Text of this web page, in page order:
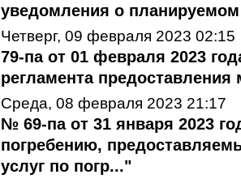
уведомления о планируемом
Четверг, 09 февраля 2023 02:15
79-па от 01 февраля 2023
регламента
Среда, 08 февраля 2023 21:17
№ 69-па от 31 января 2023
погребению,
услуг по погр..."